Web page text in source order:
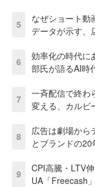
5
なぜショート動
データが示す、
6
効率化の時代に
部氏が語るAI時
7
一斉配信で終わ
変える、カルビ
8
広告は劇場から
とブランドの20
9
CPI高騰・LTV
UA「Freecash